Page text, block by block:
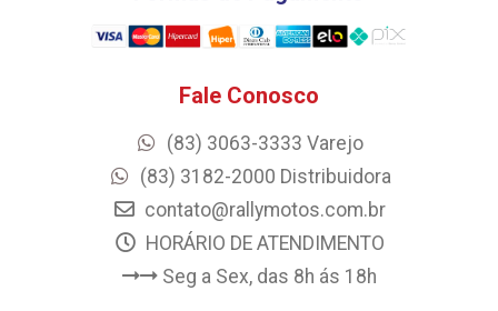
Fale Conosco
(83) 3063-3333 Varejo
(83) 3182-2000 Distribuidora
contato@rallymotos.com.br
HORÁRIO DE ATENDIMENTO
Seg a Sex, das 8h ás 18h